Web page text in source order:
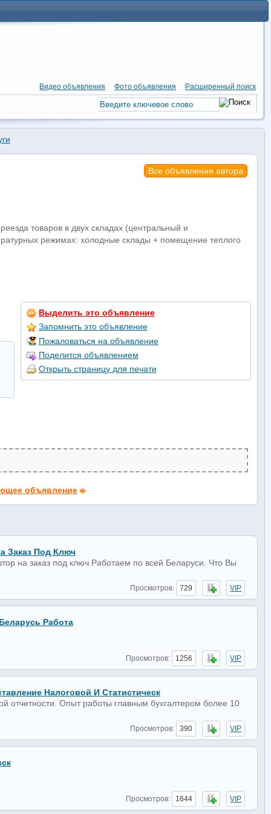
Видео объявления Фото объявления Расширенный поиск
Все объявления автора
товаров в двух складах (центральный и
режимах: холодные склады + помещение теплого
Выделить это объявление
Запомнить это объявление
Пожаловаться на объявление
Поделится объявлением
Открыть страницу для печати
объявление
Заказ Под Ключ
на заказ под ключ Работаем по всей Беларуси. Что Вы
Просмотров: 729 VIP
Работа
Просмотров: 1256 VIP
Налоговой И Статистическ
отчетности. Опыт работы главным бухгалтером более 10
Просмотров: 390 VIP
Просмотров: 1644 VIP